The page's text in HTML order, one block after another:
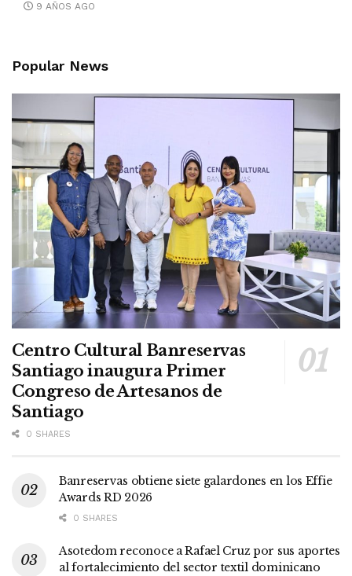
9 AÑOS AGO
Popular News
Centro Cultural Banreservas
Santiago inaugura Primer
Congreso de Artesanos de
Santiago
0 SHARES
Banreservas obtiene siete galardones en los Effie
Awards RD 2026
0 SHARES
Asotedom reconoce a Rafael Cruz por sus aportes
al fortalecimiento del sector textil dominicano